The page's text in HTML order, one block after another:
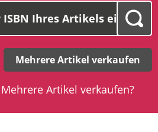
Mehrere Artikel verkaufen
Mehrere Artikel verkaufen?